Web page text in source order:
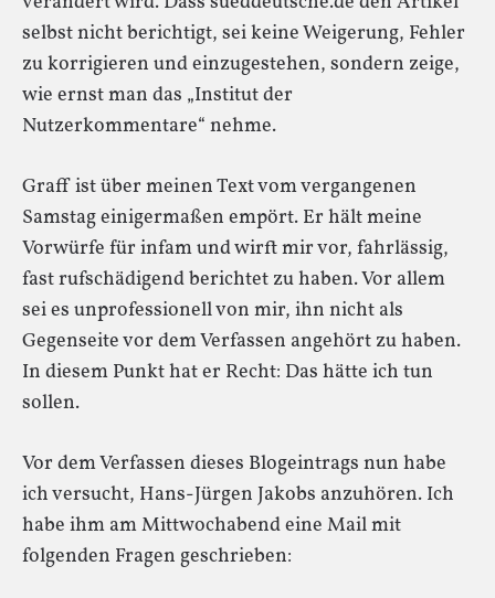
selbst nicht berichtigt, sei keine Weigerung, Fehler
zu korrigieren und einzugestehen, sondern zeige,
wie ernst man das „Institut der
Nutzerkommentare“ nehme.
Graff ist über meinen Text vom vergangenen
Samstag einigermaßen empört. Er hält meine
Vorwürfe für infam und wirft mir vor, fahrlässig,
fast rufschädigend berichtet zu haben. Vor allem
sei es unprofessionell von mir, ihn nicht als
Gegenseite vor dem Verfassen angehört zu haben.
In diesem Punkt hat er Recht: Das hätte ich tun
sollen.
Vor dem Verfassen dieses Blogeintrags nun habe
ich versucht, Hans-Jürgen Jakobs anzuhören. Ich
habe ihm am Mittwochabend eine Mail mit
folgenden Fragen geschrieben: